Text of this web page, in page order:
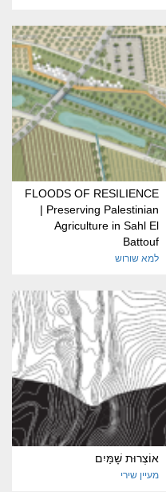
FLOODS OF RESILIENCE
| Preserving Palestinian
Agriculture in Sahl El
Battouf
למא שורוש
אוֹצְרוּת שָׁמַּיִם
מעיין שירי